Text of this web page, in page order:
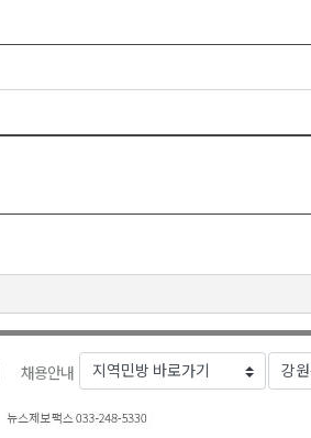
채용안내